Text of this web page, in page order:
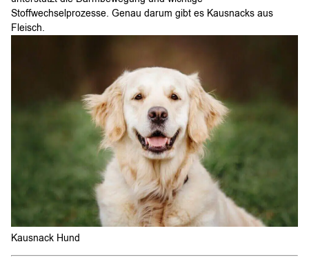
Stoffwechselprozesse. Genau darum gibt es Kausnacks aus
Fleisch.
Kausnack Hund